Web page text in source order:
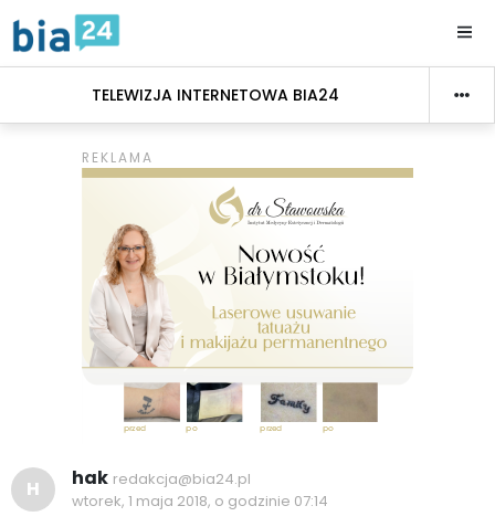
TELEWIZJA INTERNETOWA BIA24
H hak redakcja@bia24.pl
wtorek, 1 maja 2018, o godzinie 07:14